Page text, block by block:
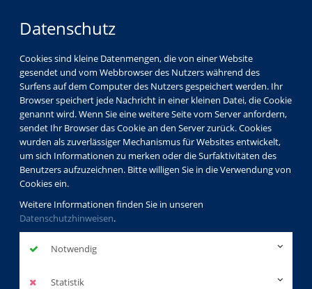
Datenschutz
Cookies sind kleine Datenmengen, die von einer Website
gesendet und vom Webbrowser des Nutzers während des
Surfens auf dem Computer des Nutzers gespeichert werden. Ihr
Browser speichert jede Nachricht in einer kleinen Datei, die Cookie
genannt wird. Wenn Sie eine weitere Seite vom Server anfordern,
sendet Ihr Browser das Cookie an den Server zurück. Cookies
wurden als zuverlässiger Mechanismus für Websites entwickelt,
um sich Informationen zu merken oder die Surfaktivitäten des
Benutzers aufzuzeichnen. Bitte willigen Sie in die Verwendung von
Cookies ein.
Weitere Informationen finden Sie in unseren
Datenschutzhinweisen.
Notwendig
Statistik